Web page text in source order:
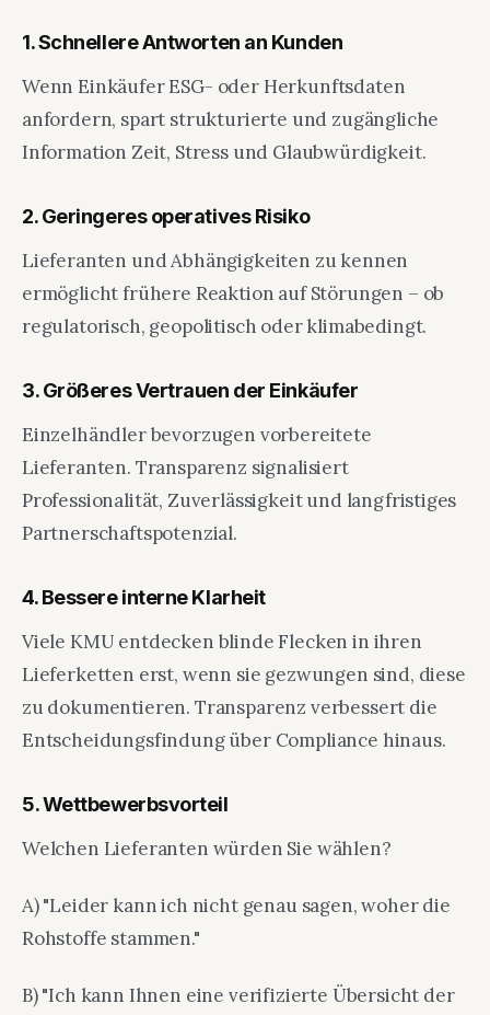
1. Schnellere Antworten an Kunden
Wenn Einkäufer ESG- oder Herkunftsdaten
anfordern, spart strukturierte und zugängliche
Information Zeit, Stress und Glaubwürdigkeit.
2. Geringeres operatives Risiko
Lieferanten und Abhängigkeiten zu kennen
ermöglicht frühere Reaktion auf Störungen – ob
regulatorisch, geopolitisch oder klimabedingt.
3. Größeres Vertrauen der Einkäufer
Einzelhändler bevorzugen vorbereitete
Lieferanten. Transparenz signalisiert
Professionalität, Zuverlässigkeit und langfristiges
Partnerschaftspotenzial.
4. Bessere interne Klarheit
Viele KMU entdecken blinde Flecken in ihren
Lieferketten erst, wenn sie gezwungen sind, diese
zu dokumentieren. Transparenz verbessert die
Entscheidungsfindung über Compliance hinaus.
5. Wettbewerbsvorteil
Welchen Lieferanten würden Sie wählen?
A) "Leider kann ich nicht genau sagen, woher die
Rohstoffe stammen."
B) "Ich kann Ihnen eine verifizierte Übersicht der